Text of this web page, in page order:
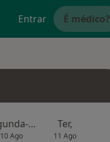
Entrar É médico?
Segunda-feira
10 Ago
Ter,
11 Ago